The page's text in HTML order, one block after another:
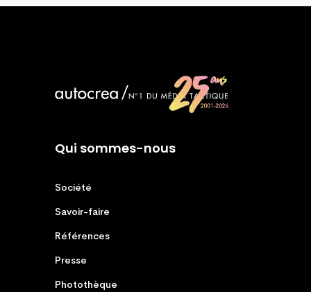
Qui sommes-nous
Société
Savoir-faire
Références
Presse
Photothèque